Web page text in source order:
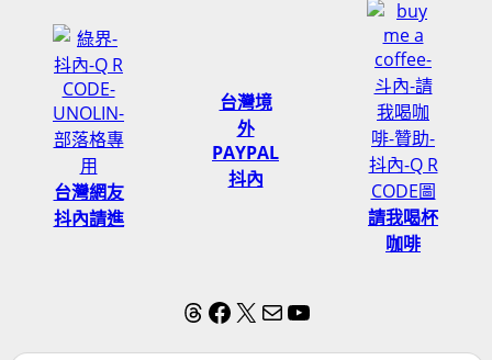
台灣網友
抖內請進
台灣境
外
PAYPAL
抖內
請我喝杯
咖啡
Threads
Facebook
X 電子郵件YouTube